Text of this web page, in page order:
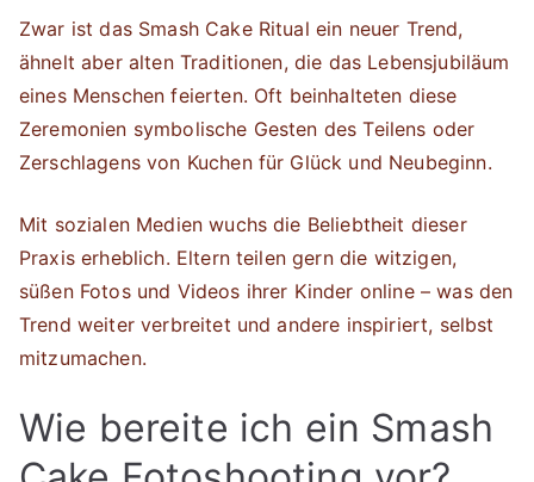
Zwar ist das Smash Cake Ritual ein neuer Trend,
ähnelt aber alten Traditionen, die das Lebensjubiläum
eines Menschen feierten. Oft beinhalteten diese
Zeremonien symbolische Gesten des Teilens oder
Zerschlagens von Kuchen für Glück und Neubeginn.
Mit sozialen Medien wuchs die Beliebtheit dieser
Praxis erheblich. Eltern teilen gern die witzigen,
süßen Fotos und Videos ihrer Kinder online – was den
Trend weiter verbreitet und andere inspiriert, selbst
mitzumachen.
Wie bereite ich ein Smash